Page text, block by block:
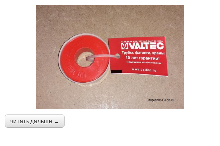
читать дальше →